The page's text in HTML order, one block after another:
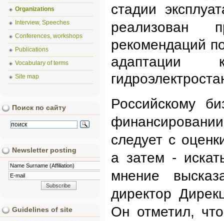
стадии
реализован
рекомендаций
Российскому
следует с
а затем -
мнение
директор
Он отметил,
Organizations
Interview, Speeches
Conferences, workshops
Publications
Vocabulary of terms
Site map
Поиск по сайту
Newsletter posting
Guidelines of site